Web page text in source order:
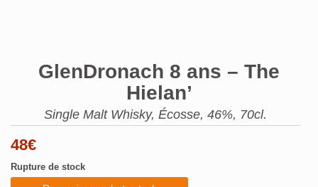
GlenDronach 8 ans – The
Hielan’
Single Malt Whisky, Écosse, 46%, 70cl.
48€
Rupture de stock